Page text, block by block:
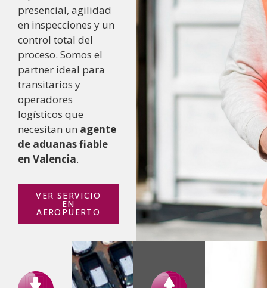
presencial, agilidad
en inspecciones y un
control total del
proceso. Somos el
partner ideal para
transitarios y
operadores
logísticos que
necesitan un agente
de aduanas fiable
en Valencia.
VER SERVICIO
EN
AEROPUERTO